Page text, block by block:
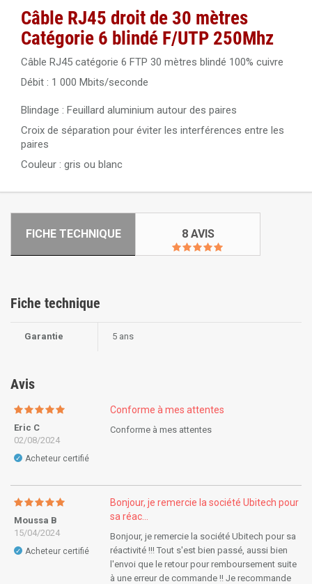
Câble RJ45 droit de 30 mètres
Catégorie 6 blindé F/UTP 250Mhz
Câble RJ45 catégorie 6 FTP 30 mètres blindé 100% cuivre
Débit : 1 000 Mbits/seconde
Blindage : Feuillard aluminium autour des paires
Croix de séparation pour éviter les interférences entre les
paires
Couleur : gris ou blanc
FICHE TECHNIQUE 8 AVIS
Fiche technique
Garantie 5 ans
Avis
Eric C
02/08/2024
✓ Acheteur certifié
Conforme à mes attentes
Conforme à mes attentes
Moussa B
15/04/2024
✓ Acheteur certifié
Bonjour, je remercie la société Ubitech pour
sa réac...
Bonjour, je remercie la société Ubitech pour sa
réactivité !!! Tout s'est bien passé, aussi bien
l'envoi que le retour pour remboursement suite
à une erreur de commande !! Je recommande